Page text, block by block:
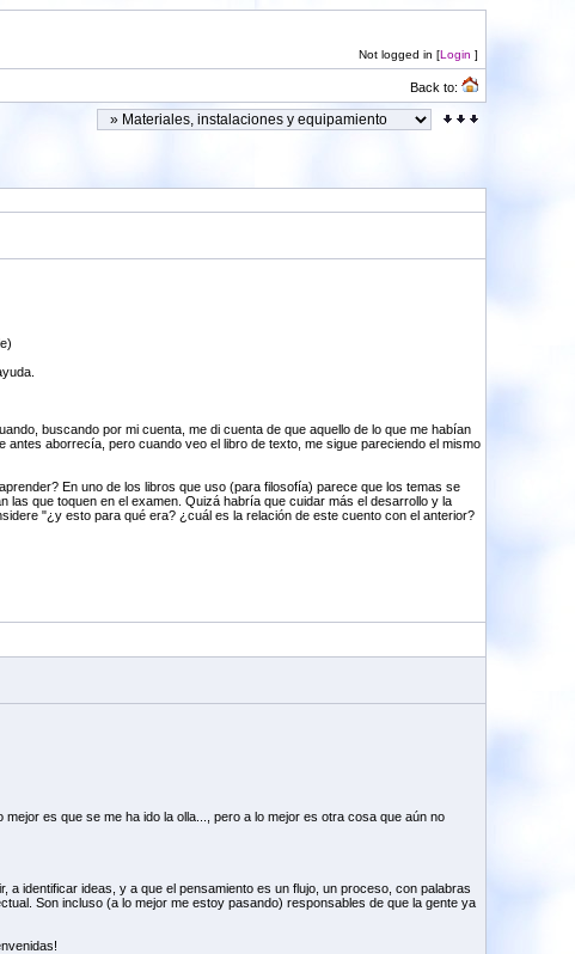
Not logged in [Login ]
Back to:
buscando por mi cuenta, me di cuenta de que aquello de lo que me habían
aborrecía, pero cuando veo el libro de texto, me sigue pareciendo el mismo
En uno de los libros que uso (para filosofía) parece que los temas se
que toquen en el examen. Quizá habría que cuidar más el desarrollo y la
"¿y esto para qué era? ¿cuál es la relación de este cuento con el anterior?
es que se me ha ido la olla..., pero a lo mejor es otra cosa que aún no
identificar ideas, y a que el pensamiento es un flujo, un proceso, con palabras
Son incluso (a lo mejor me estoy pasando) responsables de que la gente ya